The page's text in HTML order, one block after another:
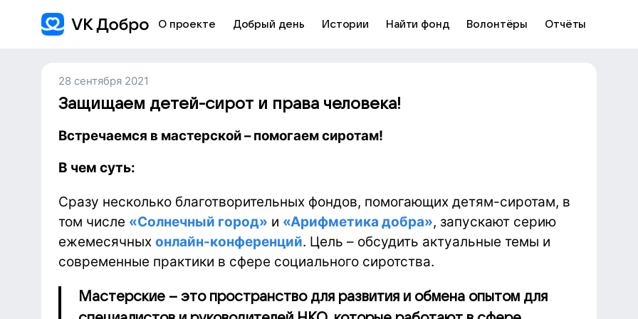
О проекте Добрый день Истории Найти фонд Волонтёры Отчёты
28 сентября 2021
Защищаем детей-сирот и права человека!
Встречаемся в мастерской – помогаем сиротам!
В чем суть:
Сразу несколько благотворительных фондов, помогающих детям-сиротам, в
том числе «Солнечный город» и «Арифметика добра», запускают серию
ежемесячных онлайн-конференций. Цель – обсудить актуальные темы и
современные практики в сфере социального сиротства.
Мастерские – это пространство для развития и обмена опытом для